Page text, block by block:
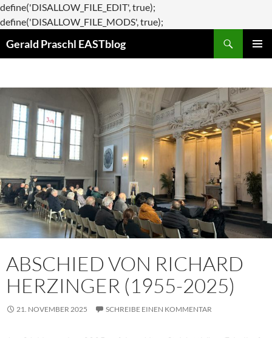
define('DISALLOW_FILE_EDIT', true);
define('DISALLOW_FILE_MODS', true);
Gerald Praschl EASTblog
ABSCHIED VON RICHARD
HERZINGER (1955-2025)
21. NOVEMBER 2025 SCHREIBE EINEN KOMMENTAR